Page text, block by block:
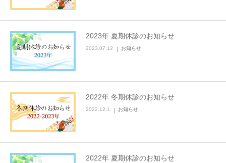
2023年 夏期休診のお知らせ
2023.07.12 お知らせ
2022年 冬期休診のお知らせ
2022.12.1 お知らせ
2022年 夏期休診のお知らせ